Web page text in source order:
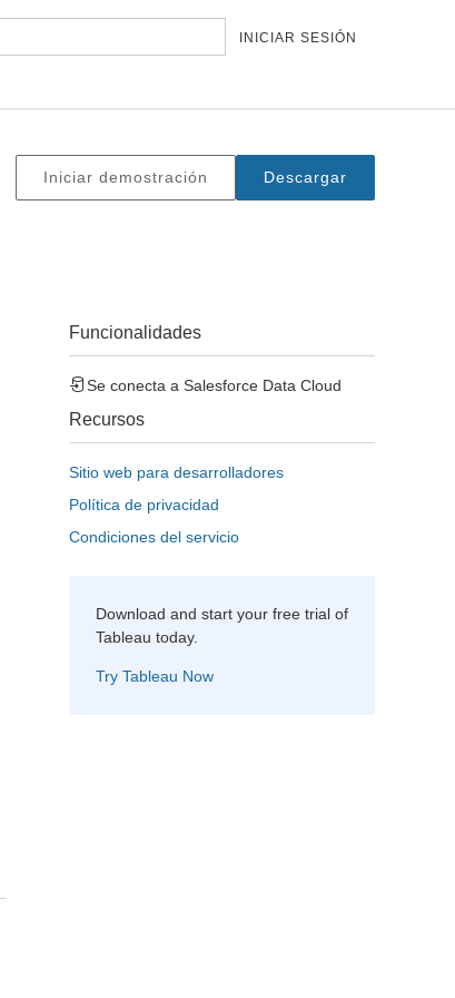
INICIAR SESIÓN
Iniciar demostración Descargar
Funcionalidades
Se conecta a Salesforce Data Cloud
Recursos
Sitio web para desarrolladores
Política de privacidad
Condiciones del servicio
Download and start your free trial of
Tableau today.
Try Tableau Now